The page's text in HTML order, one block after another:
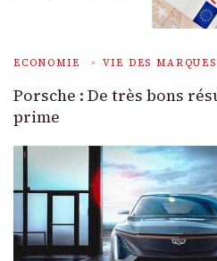
ECONOMIE VIE DES MARQUES
Porsche : De très bons
prime